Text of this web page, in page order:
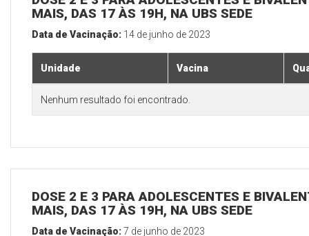
MAIS, DAS 17 ÀS 19H, NA UBS SEDE
Data de Vacinação: 14 de junho de 2023
Unidade Vacina
Nenhum resultado foi encontrado.
DOSE 2 E 3 PARA ADOLESCENTES E
MAIS, DAS 17 ÀS 19H, NA UBS SEDE
Data de Vacinação:7 de junho de 2023